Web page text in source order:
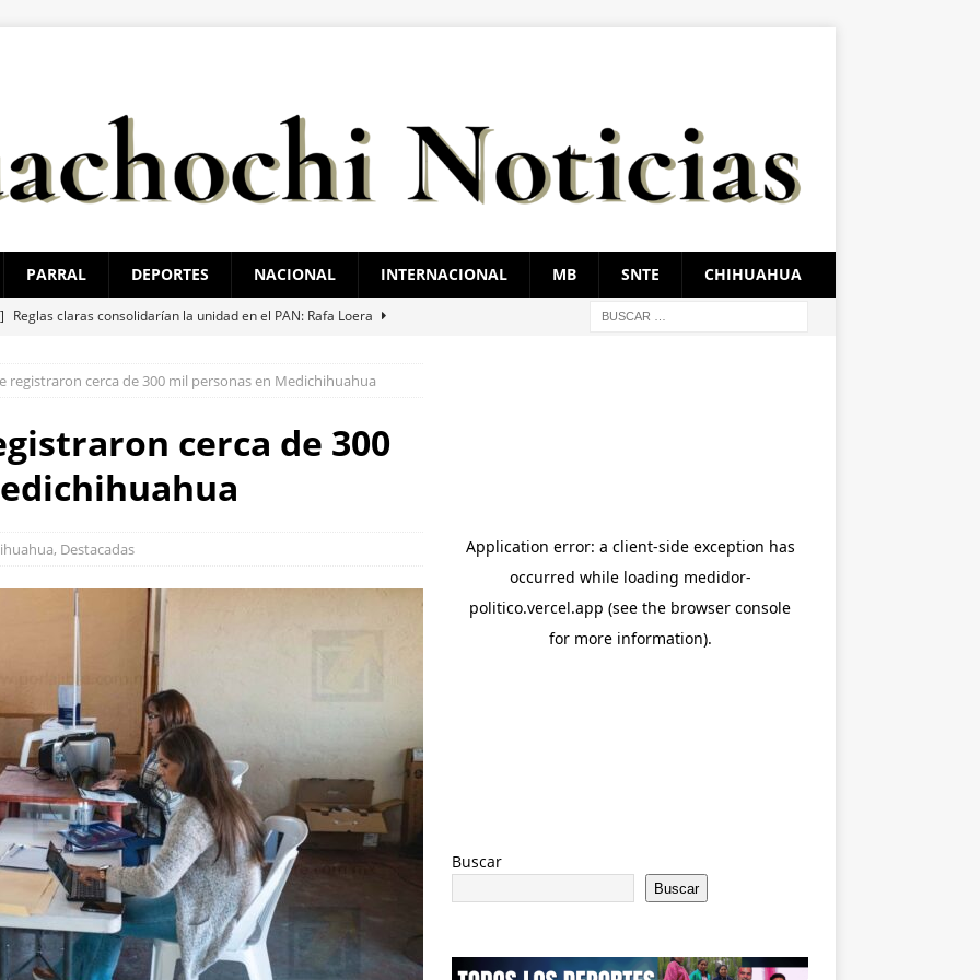
PARRAL DEPORTES NACIONAL INTERNACIONAL MB SNTE CHIHUAHUA
Reglas claras consolidarían la unidad en el PAN: Rafa Loera
Localizan sin vida a un joven en vivienda de la colonia Ponce de
Choque en la avenida 20 de Noviembre deja dos lesionados
Cateos en Juárez aseguran un tigre de bengala, un lagarto y
por homicidio
registraron cerca de 300 mil personas en Medichihuahua
cerca de 300
, Destacadas
Buscar
Buscar